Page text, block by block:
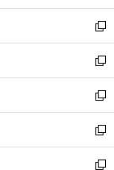
開
く
ウ
で
開
く
ン
ド
ウ
で
開
く
ウ
ィ
ン
ド
ウ
で
開
く
新
し
い
ウ
ィ
ン
ド
ウ
で
新
し
い
ウ
ィ
ン
ド
新
し
い
ウ
ィ
新
し
い